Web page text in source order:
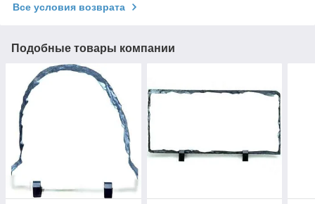
Все условия возврата
Подобные товары компании